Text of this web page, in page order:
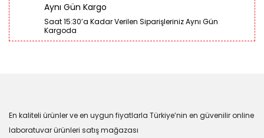
Aynı Gün Kargo
Saat 15:30’a Kadar Verilen Siparişleriniz Aynı Gün
Kargoda
En kaliteli ürünler ve en uygun fiyatlarla Türkiye’nin en güvenilir online
laboratuvar ürünleri satış mağazası